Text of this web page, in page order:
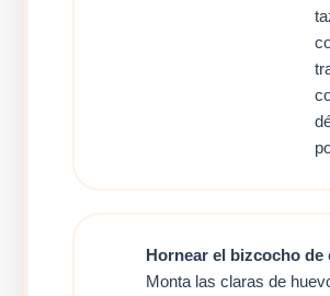
Hornear el bizcocho de
Monta las claras de